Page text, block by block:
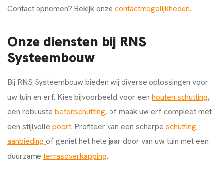
Contact opnemen? Bekijk onze contactmogelijkheden.
Onze diensten bij RNS
Systeembouw
Bij RNS Systeembouw bieden wij diverse oplossingen voor
uw tuin en erf. Kies bijvoorbeeld voor een houten schutting,
een robuuste betonschutting, of maak uw erf compleet met
een stijlvolle poort. Profiteer van een scherpe schutting
aanbiedingof geniet het hele jaar door van uw tuin met een
duurzame terrasoverkapping.